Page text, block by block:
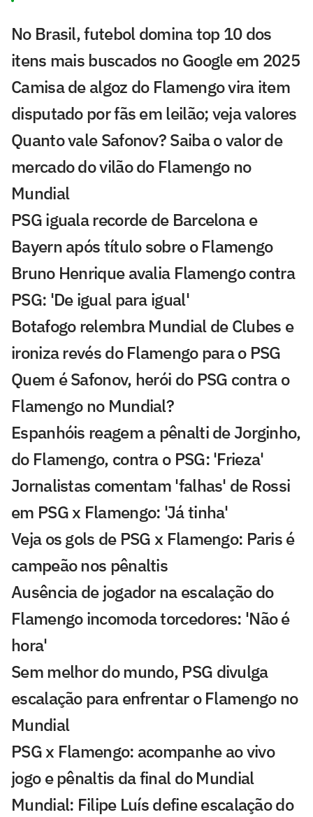
No Brasil, futebol domina top 10 dos
itens mais buscados no Google em 2025
Camisa de algoz do Flamengo vira item
disputado por fãs em leilão; veja valores
Quanto vale Safonov? Saiba o valor de
mercado do vilão do Flamengo no
Mundial
PSG iguala recorde de Barcelona e
Bayern após título sobre o Flamengo
Bruno Henrique avalia Flamengo contra
PSG: 'De igual para igual'
Botafogo relembra Mundial de Clubes e
ironiza revés do Flamengo para o PSG
Quem é Safonov, herói do PSG contra o
Flamengo no Mundial?
Espanhóis reagem a pênalti de Jorginho,
do Flamengo, contra o PSG: 'Frieza'
Jornalistas comentam 'falhas' de Rossi
em PSG x Flamengo: 'Já tinha'
Veja os gols de PSG x Flamengo: Paris é
campeão nos pênaltis
Ausência de jogador na escalação do
Flamengo incomoda torcedores: 'Não é
hora'
Sem melhor do mundo, PSG divulga
escalação para enfrentar o Flamengo no
Mundial
PSG x Flamengo: acompanhe ao vivo
jogo e pênaltis da final do Mundial
Mundial: Filipe Luís define escalação do